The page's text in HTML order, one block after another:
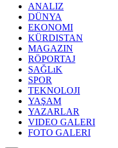
ANALIZ
DÜNYA
EKONOMI
KÜRDISTAN
MAGAZIN
RÖPORTAJ
SAĞLıK
SPOR
TEKNOLOJI
YAŞAM
YAZARLAR
VIDEO GALERI
FOTO GALERI